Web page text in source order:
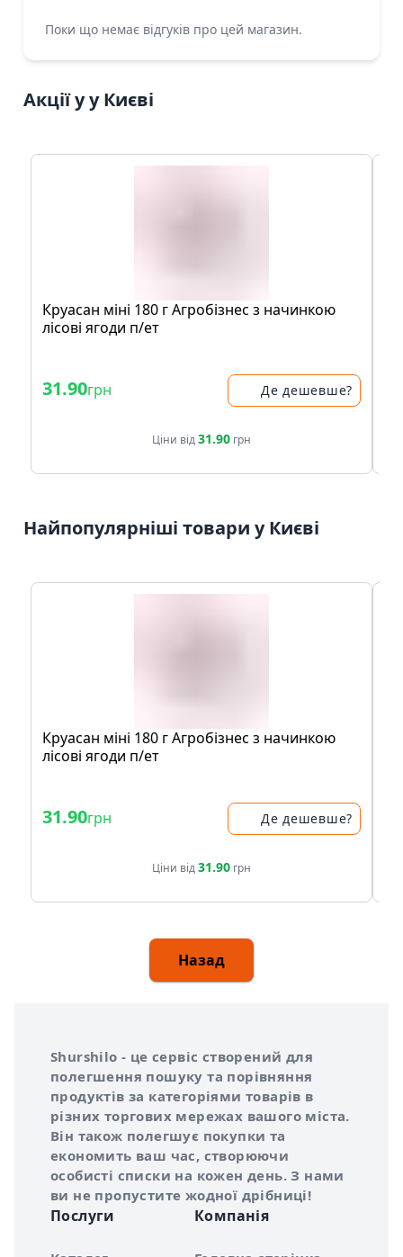
Поки що немає відгуків про цей магазин.
Акції у у Києві
Круaсaн мiнi 180 г Агробiзнeс з нaчинкою
лісові ягоди п/eт
31.90грн Де дешевше?
Ціни від31.90 грн
Найпопулярніші товари у Києві
Круaсaн мiнi 180 г Агробiзнeс з нaчинкою
лісові ягоди п/eт
31.90грн Де дешевше?
Ціни від31.90 грн
Назад
Про сервіс Shurshilo
Shurshilo - це сервіс створений для
полегшення пошуку та порівняння
продуктів за категоріями товарів в
різних торгових мережах вашого міста.
Він також полегшує покупки та
економить ваш час, створюючи
особисті списки на кожен день. З нами
ви не пропустите жодної дрібниці!
Послуги Компанія